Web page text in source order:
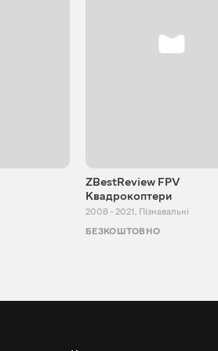
ZBestReview FPV
Квадрокоптери
2008 - 2021, Пізнавальні
БЕЗКОШТОВНО